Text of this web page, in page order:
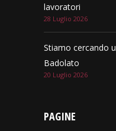
lavoratori
28 Luglio 2026
Stiamo cercando
Badolato
20 Luglio 2026
PAGINE